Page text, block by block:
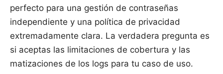
perfecto para una gestión de contraseñas
independiente y una política de privacidad
extremadamente clara. La verdadera pregunta es
si aceptas las limitaciones de cobertura y las
matizaciones de los logs para tu caso de uso.